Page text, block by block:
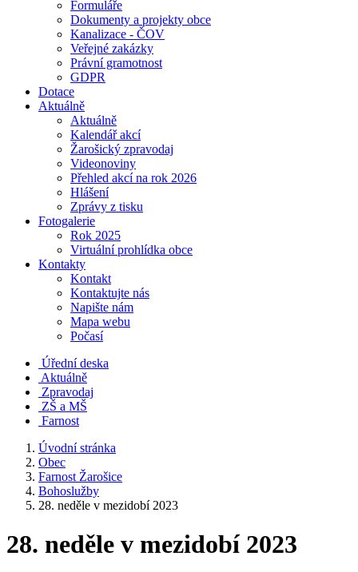
Formuláře
Dokumenty a projekty obce
Kanalizace - ČOV
Veřejné zakázky
Právní gramotnost
GDPR
Dotace
Aktuálně
Aktuálně
Kalendář akcí
Žarošický zpravodaj
Videonoviny
Přehled akcí na rok 2026
Hlášení
Zprávy z tisku
Fotogalerie
Rok 2025
Virtuální prohlídka obce
Kontakty
Kontakt
Kontaktujte nás
Napište nám
Mapa webu
Počasí
Úřední deska
Aktuálně
Zpravodaj
ZŠ a MŠ
Farnost
Úvodní stránka
Obec
Farnost Žarošice
Bohoslužby
28. neděle v mezidobí 2023
28. neděle v mezidobí 2023